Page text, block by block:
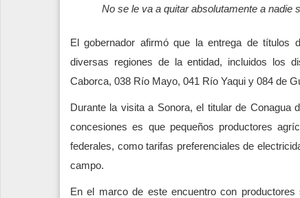
No se le va a quitar absolutamente a nadie
El gobernador afirmó que la entrega de títulos
diversas regiones de la entidad, incluidos los
Caborca, 038 Río Mayo, 041 Río Yaqui y 084 de
Durante la visita a Sonora, el titular de Conagua
concesiones es que pequeños productores
federales, como tarifas preferenciales de
campo.
En el marco de este encuentro con